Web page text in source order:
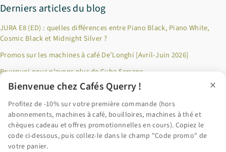
Derniers articles du blog
JURA E8 (ED) : quelles différences entre Piano Black, Piano White,
Cosmic Black et Midnight Silver ?
Promos sur les machines à café De’Longhi [Avril-Juin 2026]
Pourquoi nous n’avons plus de Cuba Serrano
Jusqu’à 100€ remboursés sur les produits Riviera & Bar ! [Décembre
2024]
Pourquoi privilégier le café en grains fraîchement torréfié ?
Accéder au blog
×
Bienvenue chez Cafés Querry !
Profitez de -10% sur votre première commande (hors
abonnements, machines à café, bouilloires, machines à thé et
chèques cadeau et offres promotionnelles en cours). Copiez le
code ci-dessous, puis collez-le dans le champ "Code promo" de
votre panier.